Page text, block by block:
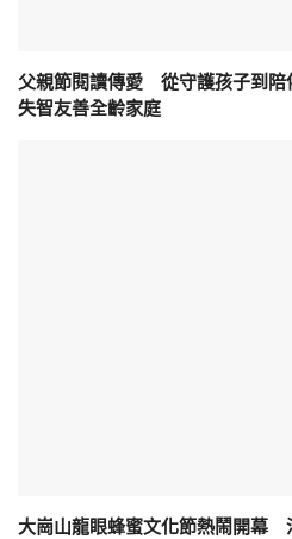
父親節閱讀傳愛 從守護孩子到
失智友善全齡家庭
大崗山龍眼蜂蜜文化節熱鬧開幕